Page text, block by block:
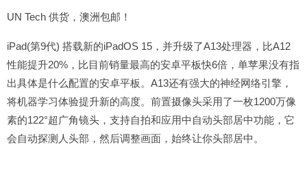
UN Tech 供货，澳洲包邮！
iPad(第9代) 搭载新的iPadOS 15，并升级了A13处理器，比A12
性能提升20%，比目前销量最高的安卓平板快6倍，单苹果没有指
出具体是什么配置的安卓平板。A13还有强大的神经网络引擎，
将机器学习体验提升新的高度。前置摄像头采用了一枚1200万像
素的122°超广角镜头，支持自拍和应用中自动头部居中功能，它
会自动探测人头部，然后调整画面，始终让你头部居中。